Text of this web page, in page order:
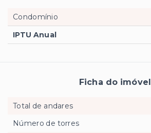
Condomínio
IPTU Anual
Ficha do imóvel
Total de andares
Número de torres